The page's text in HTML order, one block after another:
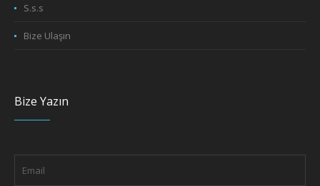
S.s.s
Bize Ulaşın
Bize Yazın